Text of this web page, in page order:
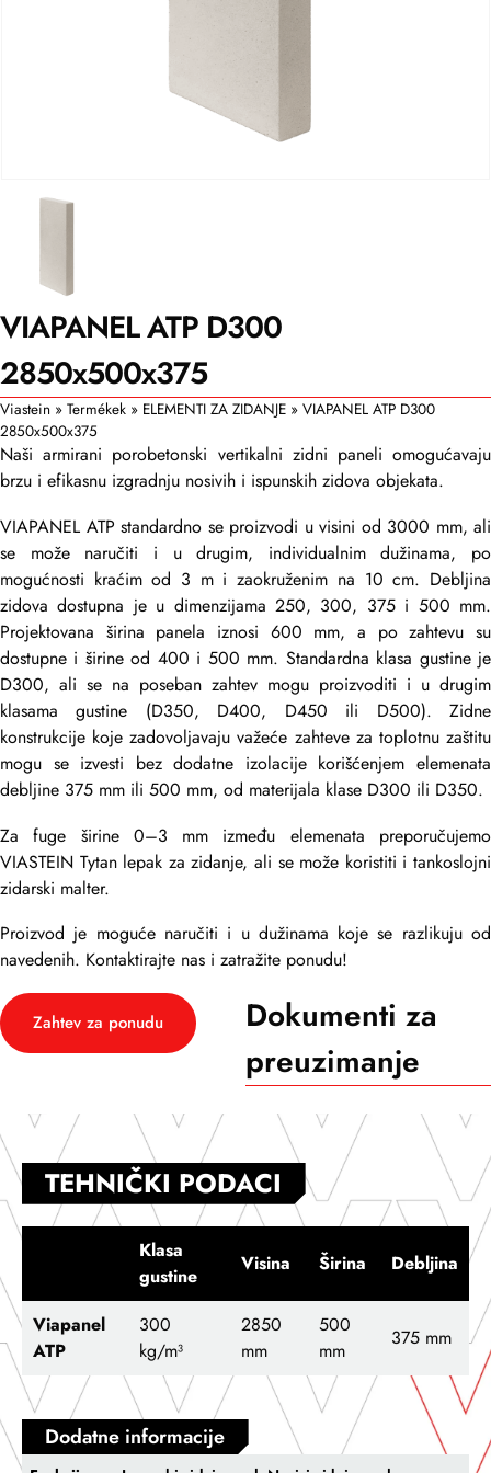
VIAPANEL ATP D300
2850x500x375
Viastein » Termékek » ELEMENTI ZA ZIDANJE » VIAPANEL ATP D300
2850x500x375
Naši armirani porobetonski vertikalni zidni paneli omogućavaju
brzu i efikasnu izgradnju nosivih i ispunskih zidova objekata.
VIAPANEL ATP standardno se proizvodi u visini od 3000 mm, ali
se može naručiti i u drugim, individualnim dužinama, po
mogućnosti kraćim od 3 m i zaokruženim na 10 cm. Debljina
zidova dostupna je u dimenzijama 250, 300, 375 i 500 mm.
Projektovana širina panela iznosi 600 mm, a po zahtevu su
dostupne i širine od 400 i 500 mm. Standardna klasa gustine je
D300, ali se na poseban zahtev mogu proizvoditi i u drugim
klasama gustine (D350, D400, D450 ili D500). Zidne
konstrukcije koje zadovoljavaju važeće zahteve za toplotnu zaštitu
mogu se izvesti bez dodatne izolacije korišćenjem elemenata
debljine 375 mm ili 500 mm, od materijala klase D300 ili D350.
Za fuge širine 0–3 mm između elemenata preporučujemo
VIASTEIN Tytan lepak za zidanje, ali se može koristiti i tankoslojni
zidarski malter.
Proizvod je moguće naručiti i u dužinama koje se razlikuju od
navedenih. Kontaktirajte nas i zatražite ponudu!
Zahtev za ponudu
Dokumenti za
preuzimanje
TEHNIČKI PODACI
Klasa
gustine
Visina Širina Debljina
Viapanel
ATP
300
kg/m³
2850
mm
500
mm
375 mm
Dodatne informacije